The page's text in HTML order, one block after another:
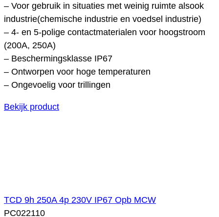
– Voor gebruik in situaties met weinig ruimte alsook
industrie(chemische industrie en voedsel industrie)
– 4- en 5-polige contactmaterialen voor hoogstroom
(200A, 250A)
– Beschermingsklasse IP67
– Ontworpen voor hoge temperaturen
– Ongevoelig voor trillingen
Bekijk product
TCD 9h 250A 4p 230V IP67 Opb MCW
PC022110